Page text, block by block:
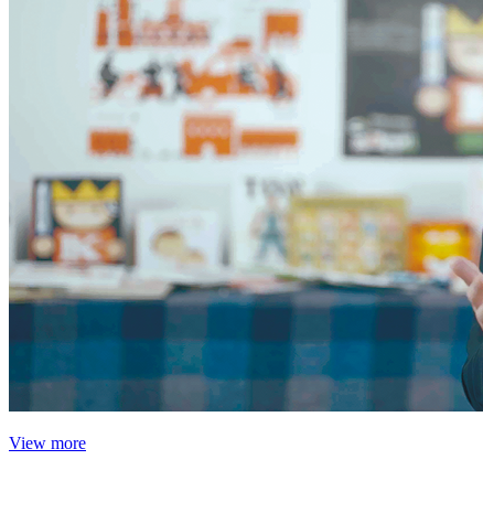
View more